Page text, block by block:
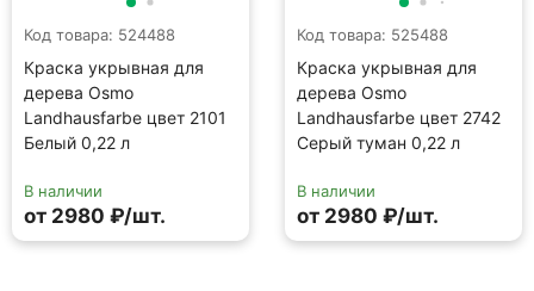
Код товара: 524488
Краска укрывная для
дерева Osmo
Landhausfarbe цвет 2101
Белый 0,22 л
В наличии
от 2980 ₽/шт.
Код товара: 525488
Краска укрывная для
дерева Osmo
Landhausfarbe цвет 2742
Серый туман 0,22 л
В наличии
от 2980 ₽/шт.